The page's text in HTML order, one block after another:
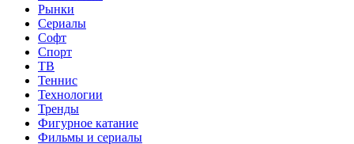
Рынки
Сериалы
Софт
Спорт
ТВ
Теннис
Технологии
Тренды
Фигурное катание
Фильмы и сериалы